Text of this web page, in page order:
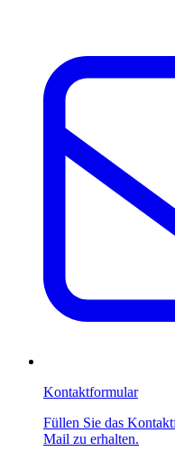
Kontaktformular
Füllen Sie das
Mail zu erhalten.